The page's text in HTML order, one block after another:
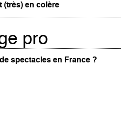
(très) en colère
pro
spectacles en France ?